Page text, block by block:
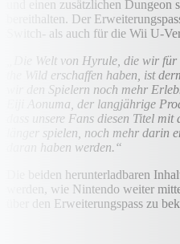
und einen zusätzlichen Dungeon
bereithalten. Der
Switch- als auch für die Wii U-
„Die Welt von Hyrule, die wir
the Wild erschaffen haben, ist
wir den Spielern noch mehr
Eiji Aonuma, der langjährige
dass unsere Fans diesen Titel
länger spielen, noch mehr darin
daran haben werden.“
Die beiden herunterladbaren
werden, wie Nintendo weiter
über den Erweiterungspass zu